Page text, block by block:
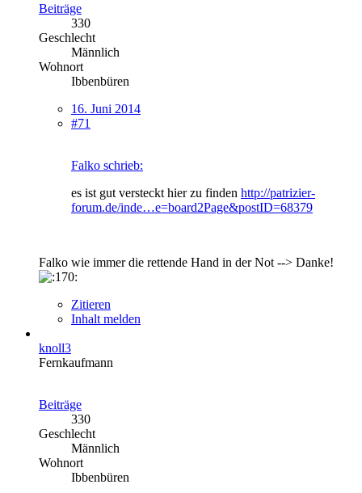
Beiträge
330
Geschlecht
Männlich
Wohnort
Ibbenbüren
16. Juni 2014
#71
Falko schrieb:
es ist gut versteckt hier zu finden http://patrizier-
forum.de/inde…e=board2Page&postID=68379
Falko wie immer die rettende Hand in der Not --> Danke!
Zitieren
Inhalt melden
knoll3
Fernkaufmann
Beiträge
330
Geschlecht
Männlich
Wohnort
Ibbenbüren